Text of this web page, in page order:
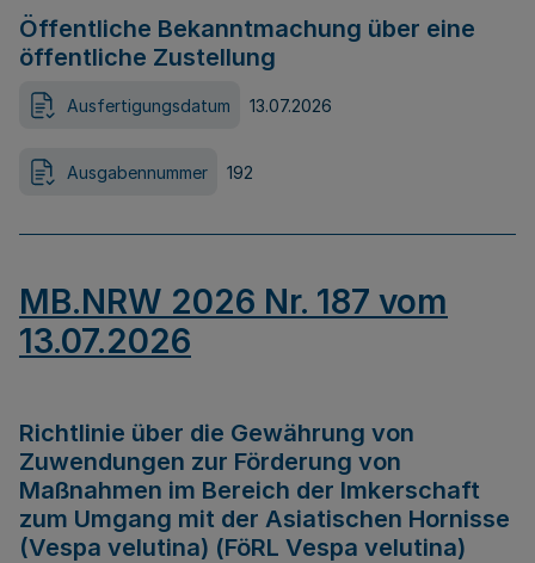
Öffentliche Bekanntmachung über eine
öffentliche Zustellung
Ausfertigungsdatum 13.07.2026
Ausgabennummer 192
MB.NRW 2026 Nr. 187 vom
13.07.2026
Richtlinie über die Gewährung von
Zuwendungen zur Förderung von
Maßnahmen im Bereich der Imkerschaft
zum Umgang mit der Asiatischen Hornisse
(Vespa velutina) (FöRL Vespa velutina)